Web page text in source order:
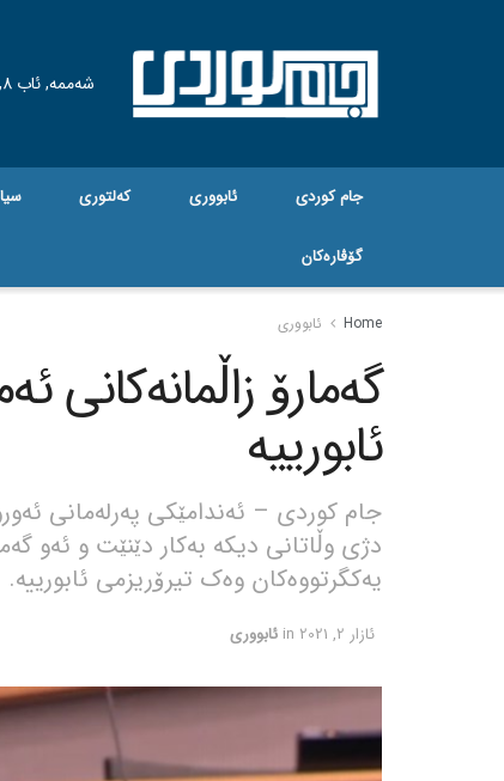
شەممە, ئاب 8, 2026
جام کوردی ئابووری کەلتوری
گۆڤاره‌کان
Home ئابووری
گەمارۆ زاڵمانەکانی
ئابورییە
جام کوردی – ئەندامێکی پەرلەمانی
دژی وڵاتانی دیکە بەکار دێنێت و ئەو
یەکگرتووەکان وەک تیرۆریزمی ئابورییە.
ئازار 2, 2021 in ئابووری